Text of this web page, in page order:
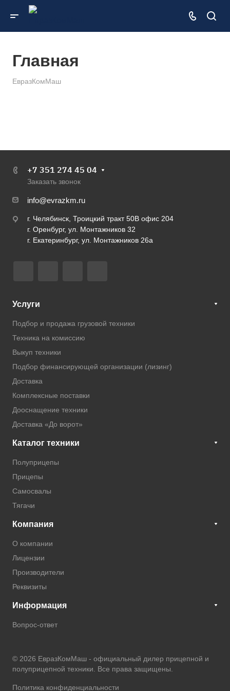
Главная
ЕвразКомМаш
+7 351 274 45 04
Заказать звонок
info@evrazkm.ru
г. Челябинск, Троицкий тракт 50В офис 204
г. Оренбург, ул. Монтажников 32
г. Екатеринбург, ул. Монтажников 26а
Услуги
Подбор и продажа грузовой техники
Техника на комиссию
Выкуп техники
Подбор финансирующей организации (лизинг)
Доставка
Комплексные поставки
Дооснащение техники
Доставка «До ворот»
Каталог техники
Полуприцепы
Прицепы
Самосвалы
Тягачи
Компания
О компании
Лицензии
Производители
Реквизиты
Информация
Вопрос-ответ
© 2026 ЕвразКомМаш - официальный дилер прицепной и
полуприцепной техники . Все права защищены.
Политика конфиденциальности